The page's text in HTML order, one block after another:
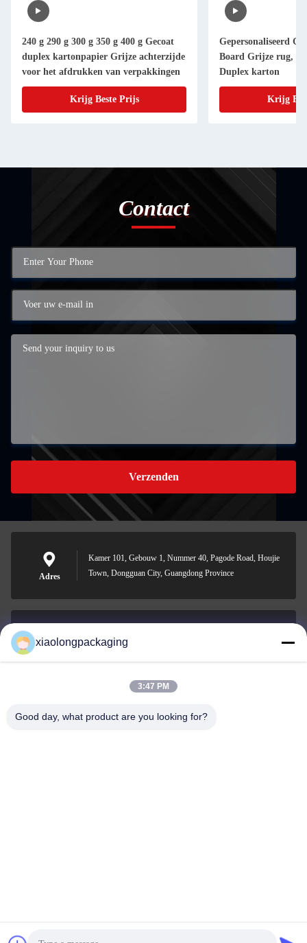
240 g 290 g 300 g 350 g 400 g Gecoat
duplex kartonpapier Grijze achterzijde
voor het afdrukken van verpakkingen
Krijg Beste Prijs
Gepersonaliseerd
Board Grijze rug,
Duplex karton
Krijg
Contact
Verzenden
Adres
Kamer 101, Gebouw 1, Nummer 40, Pagode Road, Houjie
Town, Dongguan City, Guangdong Province
Tina@xiaolongpackaging.com
0086-15322891631
xiaolongpackaging
3:47 PM
Good day, what product are you looking for?